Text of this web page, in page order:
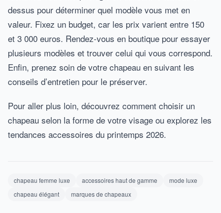
dessus pour déterminer quel modèle vous met en
valeur. Fixez un budget, car les prix varient entre 150
et 3 000 euros. Rendez-vous en boutique pour essayer
plusieurs modèles et trouver celui qui vous correspond.
Enfin, prenez soin de votre chapeau en suivant les
conseils d’entretien pour le préserver.
Pour aller plus loin, découvrez comment choisir un
chapeau selon la forme de votre visage ou explorez les
tendances accessoires du printemps 2026.
chapeau femme luxe accessoires haut de gamme
mode luxe
chapeau élégant
marques de chapeaux